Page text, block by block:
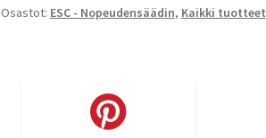
40A
Osastot: ESC - Nopeudensäädin, Kaikki tuotteet